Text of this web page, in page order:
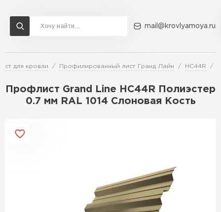
mail@krovlyamoya.ru
для кровли Профилированный лист Гранд Лайн HC44R
Профлист Grand Line HC44R Полиэстер
0.7 мм RAL 1014 Слоновая Кость
Сервисы расчета
Расчет штакетника для забора
Расчет водостока
Расчет фальцевой кровли
Доставка Контакты